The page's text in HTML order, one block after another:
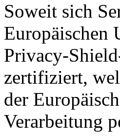
Soweit sich
Europäischen
Privacy-
zertifiziert,
der
Verarbeitung